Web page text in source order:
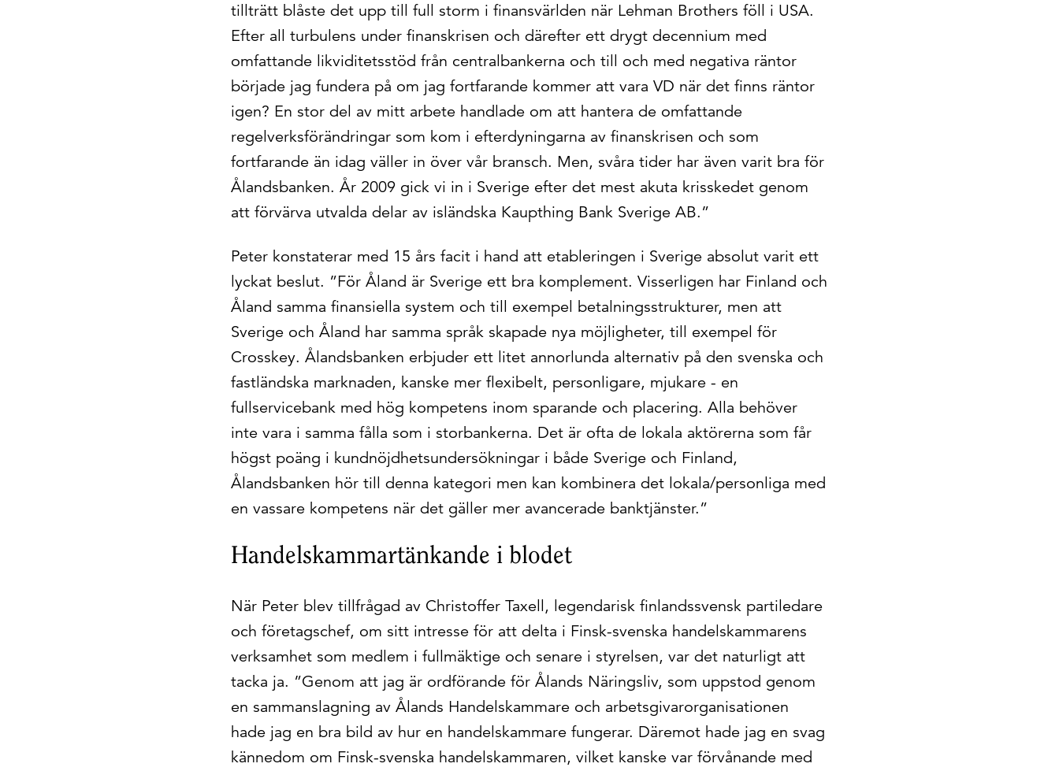
tillträtt blåste det upp till full storm i finansvärlden när Lehman Brothers föll i USA.
Efter all turbulens under finanskrisen och därefter ett drygt decennium med
omfattande likviditetsstöd från centralbankerna och till och med negativa räntor
började jag fundera på om jag fortfarande kommer att vara VD när det finns räntor
igen? En stor del av mitt arbete handlade om att hantera de omfattande
regelverksförändringar som kom i efterdyningarna av finanskrisen och som
fortfarande än idag väller in över vår bransch. Men, svåra tider har även varit bra för
Ålandsbanken. År 2009 gick vi in i Sverige efter det mest akuta krisskedet genom
att förvärva utvalda delar av isländska Kaupthing Bank Sverige AB.”
Peter konstaterar med 15 års facit i hand att etableringen i Sverige absolut varit ett
lyckat beslut. ”För Åland är Sverige ett bra komplement. Visserligen har Finland och
Åland samma finansiella system och till exempel betalningsstrukturer, men att
Sverige och Åland har samma språk skapade nya möjligheter, till exempel för
Crosskey. Ålandsbanken erbjuder ett litet annorlunda alternativ på den svenska och
fastländska marknaden, kanske mer flexibelt, personligare, mjukare - en
fullservicebank med hög kompetens inom sparande och placering. Alla behöver
inte vara i samma fålla som i storbankerna. Det är ofta de lokala aktörerna som får
högst poäng i kundnöjdhetsundersökningar i både Sverige och Finland,
Ålandsbanken hör till denna kategori men kan kombinera det lokala/personliga med
en vassare kompetens när det gäller mer avancerade banktjänster.”
Handelskammartänkande i blodet
När Peter blev tillfrågad av Christoffer Taxell, legendarisk finlandssvensk partiledare
och företagschef, om sitt intresse för att delta i Finsk-svenska handelskammarens
verksamhet som medlem i fullmäktige och senare i styrelsen, var det naturligt att
tacka ja. ”Genom att jag är ordförande för Ålands Näringsliv, som uppstod genom
en sammanslagning av Ålands Handelskammare och arbetsgivarorganisationen
hade jag en bra bild av hur en handelskammare fungerar. Däremot hade jag en svag
kännedom om Finsk-svenska handelskammaren, vilket kanske var förvånande med